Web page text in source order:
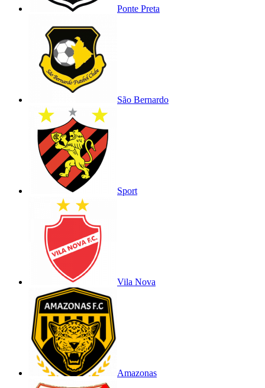
Ponte Preta
São Bernardo
Sport
Vila Nova
Amazonas